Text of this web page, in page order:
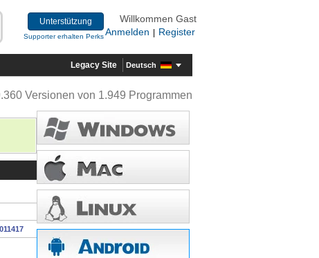
Unterstützung
Supporter erhalten Perks
Willkommen Gast
Anmelden
Register
Legacy Site Deutsch
Versionen von 1.949 Programmen